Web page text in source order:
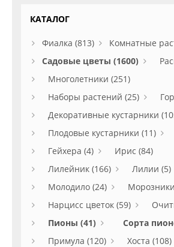
КАТАЛОГ
Фиалка (813)
Комнатные
Садовые цветы (1600)
Многолетники (251)
Наборы растений (25)
Декоративные кустарники
Плодовые кустарники (11)
Гейхера (4)
Ирис (84)
Лилейник (166)
Лилии (5)
Молодило (24)
Нарцисс цветок (59)
Пионы (41)
Сорта
Примула (120)
Хоста (108)